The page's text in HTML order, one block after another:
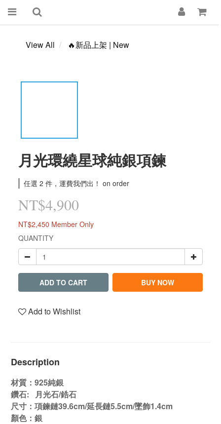
View All 🔥新品上架 | New
月光環繞星球純銀項鍊
任選 2 件，運費我們出！ on order
NT$4,900
NT$2,450 Member Only
QUANTITY
ADD TO CART BUY NOW
Add to Wishlist
Description
材質：925純銀
鑽石: 月光石/鋯石
尺寸：項鍊鏈39.6cm/延長鏈5.5cm/墜飾1.4cm
顏色：銀